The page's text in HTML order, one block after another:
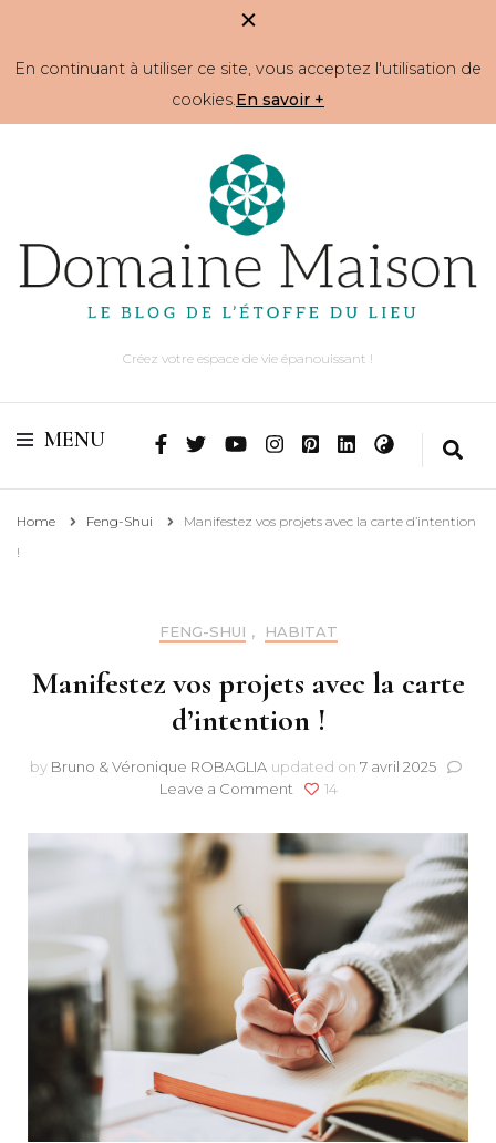
En continuant à utiliser ce site, vous acceptez l'utilisation de
cookies.En savoir +
Créez votre espace de vie épanouissant !
MENU
Home Feng-Shui
Manifestez vos projets avec la carte d’intention
!
FENG-SHUI , HABITAT
Manifestez vos projets avec la carte
d’intention !
by Bruno & Véronique ROBAGLIA updated on 7 avril 2025
Leave a Commenton
vos
projets
avec
d’intention
!
14